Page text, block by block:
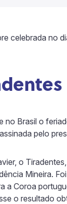
celebrada no
no Brasil o
pelo
o
Mineira.
a Coroa
o resultado